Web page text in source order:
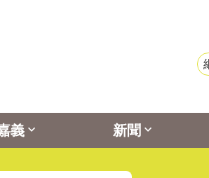
義 新聞